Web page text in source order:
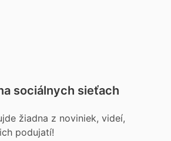
sociálnych sieťach
žiadna z noviniek, videí,
podujatí!